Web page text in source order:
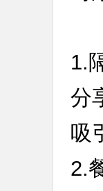
1.
分
吸
2.